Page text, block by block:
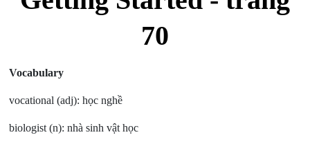
70
Vocabulary
vocational (adj): học nghề
biologist (n): nhà sinh vật học